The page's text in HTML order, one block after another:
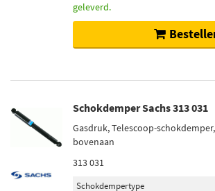
geleverd.
Schokdemper Sachs 313 031
Gasdruk, Telescoop-
bovenaan
313 031
Schokdempertype